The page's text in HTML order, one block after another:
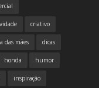
criativo
das mães dicas
honda humor
inspiração